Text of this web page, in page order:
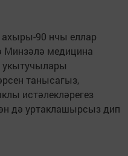
ахыры-90 нчы еллар
медицина
танысагыз,
истәлекләрегез
дә уртаклашырсыз дип